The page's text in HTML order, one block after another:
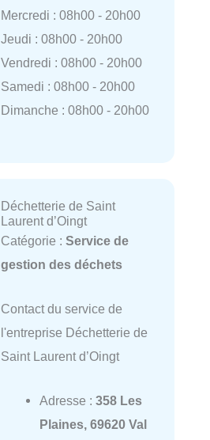
Mercredi : 08h00 - 20h00
Jeudi : 08h00 - 20h00
Vendredi : 08h00 - 20h00
Samedi : 08h00 - 20h00
Dimanche : 08h00 - 20h00
Déchetterie de Saint
Laurent d’Oingt
Catégorie : Service de
gestion des déchets
Contact du service de
l'entreprise Déchetterie de
Saint Laurent d’Oingt
Adresse : 358 Les
Plaines, 69620 Val